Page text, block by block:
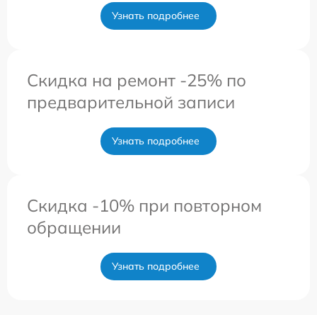
Узнать подробнее
Скидка на ремонт -25% по
предварительной записи
Узнать подробнее
Скидка -10% при повторном
обращении
Узнать подробнее